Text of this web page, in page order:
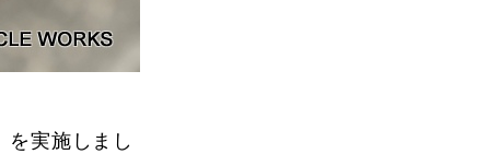
を実施しまし